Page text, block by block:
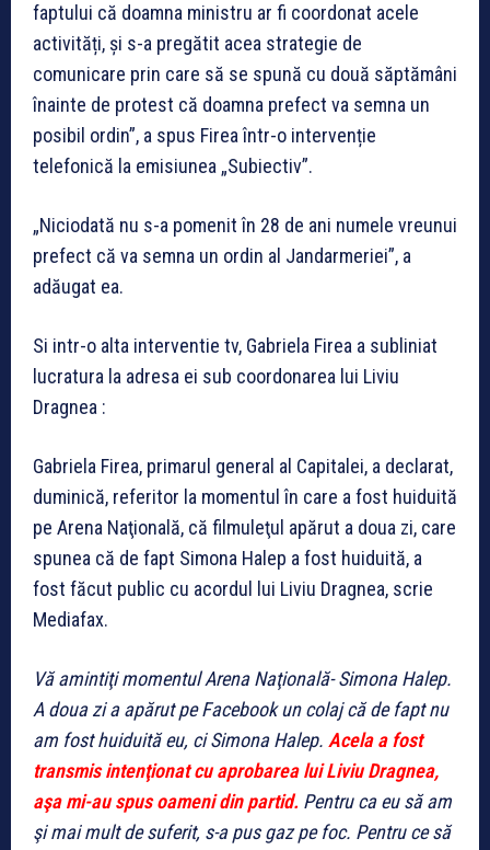
faptului că doamna ministru ar fi coordonat acele
activități, și s-a pregătit acea strategie de
comunicare prin care să se spună cu două săptămâni
înainte de protest că doamna prefect va semna un
posibil ordin”, a spus Firea într-o intervenție
telefonică la emisiunea „Subiectiv”.
„Niciodată nu s-a pomenit în 28 de ani numele vreunui
prefect că va semna un ordin al Jandarmeriei”, a
adăugat ea.
Si intr-o alta interventie tv, Gabriela Firea a subliniat
lucratura la adresa ei sub coordonarea lui Liviu
Dragnea :
Gabriela Firea, primarul general al Capitalei, a declarat,
duminică, referitor la momentul în care a fost huiduită
pe Arena Naţională, că filmuleţul apărut a doua zi, care
spunea că de fapt Simona Halep a fost huiduită, a
fost făcut public cu acordul lui Liviu Dragnea, scrie
Mediafax.
Vă amintiţi momentul Arena Naţională- Simona Halep.
A doua zi a apărut pe Facebook un colaj că de fapt nu
am fost huiduită eu, ci Simona Halep. Acela a fost
transmis intenţionat cu aprobarea lui Liviu Dragnea,
aşa mi-au spus oameni din partid. Pentru ca eu să am
şi mai mult de suferit, s-a pus gaz pe foc. Pentru ce să